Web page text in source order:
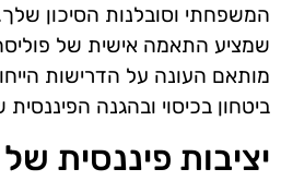
המשפחתי וסובלנות הסיכון
שמציע התאמה אישית של
מותאם העונה על הדרישות
ביטחון בכיסוי ובהגנה
יציבות פיננסית